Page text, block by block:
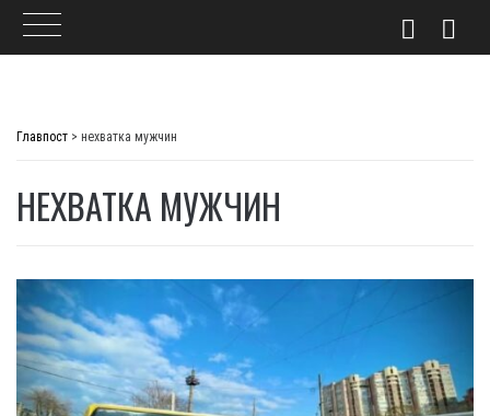
Главпост > нехватка мужчин
НЕХВАТКА МУЖЧИН